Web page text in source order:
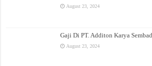
August 23, 2024
Gaji Di PT. Additon Karya
August 23, 2024